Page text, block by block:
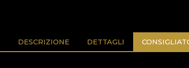
DESCRIZIONE DETTAGLI